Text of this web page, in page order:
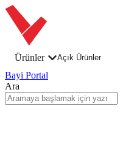
Ürünler Açık Ürünler
Bayi Portal
Ara